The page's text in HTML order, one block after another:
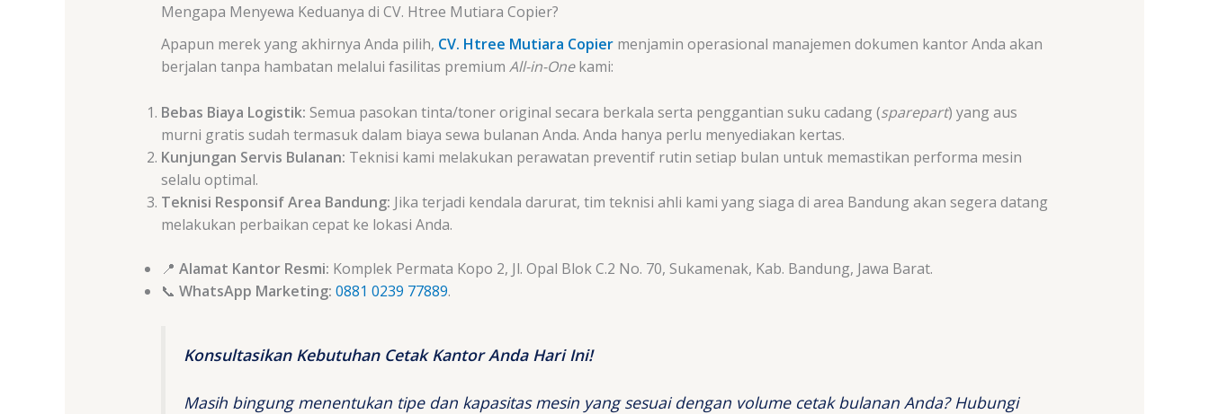
Mengapa Menyewa Keduanya di CV. Htree Mutiara Copier?
Apapun merek yang akhirnya Anda pilih, CV. Htree Mutiara Copiermenjamin operasional manajemen dokumen kantor Anda akan
berjalan tanpa hambatan melalui fasilitas premium All-in-Onekami:
Bebas Biaya Logistik: Semua pasokan tinta/toner original secara berkala serta penggantian suku cadang (sparepart) yang aus
murni gratis sudah termasuk dalam biaya sewa bulanan Anda. Anda hanya perlu menyediakan kertas.
Kunjungan Servis Bulanan: Teknisi kami melakukan perawatan preventif rutin setiap bulan untuk memastikan performa mesin
selalu optimal.
Teknisi Responsif Area Bandung: Jika terjadi kendala darurat, tim teknisi ahli kami yang siaga di area Bandung akan segera datang
melakukan perbaikan cepat ke lokasi Anda.
📍 Alamat Kantor Resmi: Komplek Permata Kopo 2, Jl. Opal Blok C.2 No. 70, Sukamenak, Kab. Bandung, Jawa Barat.
📞 WhatsApp Marketing: 0881 0239 77889.
Konsultasikan Kebutuhan Cetak Kantor Anda Hari Ini!
Masih bingung menentukan tipe dan kapasitas mesin yang sesuai dengan volume cetak bulanan Anda? Hubungi